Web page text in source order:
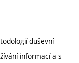
duševní
informací a s